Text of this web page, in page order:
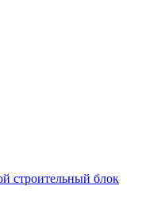
строительный блок